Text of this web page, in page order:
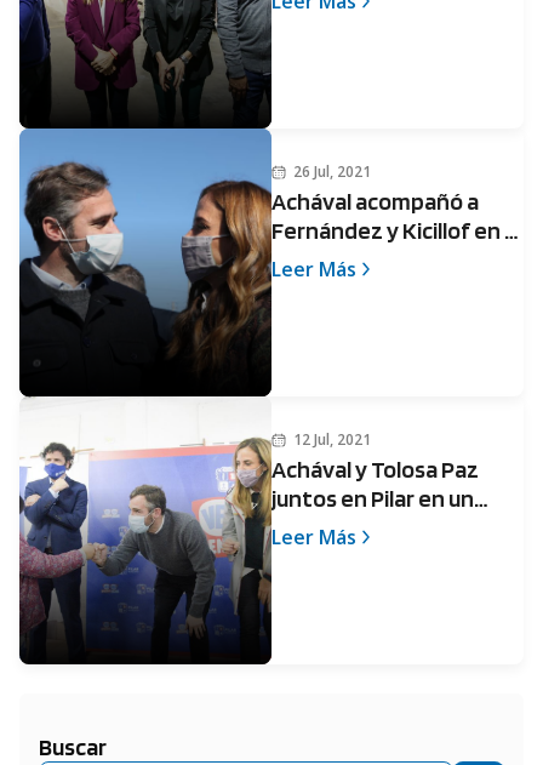
26 Jul, 2021
Achával acompañó a
Fernández y Kicillof en el
primer acto del Gobierno
Leer Más
12 Jul, 2021
Achával y Tolosa Paz
juntos en Pilar en un
operativo de entrega
Leer Más
Buscar